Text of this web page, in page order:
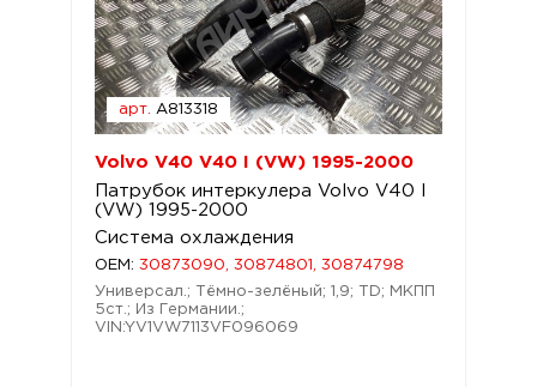
арт. A813318
Volvo V40 V40 I (VW) 1995-2000
Патрубок интеркулера Volvo V40 I
(VW) 1995-2000
Система охлаждения
OEM: 30873090, 30874801, 30874798
Универсал.; Тёмно-зелёный; 1,9; TD; МКПП
5ст.; Из Германии.;
VIN:YV1VW7113VF096069